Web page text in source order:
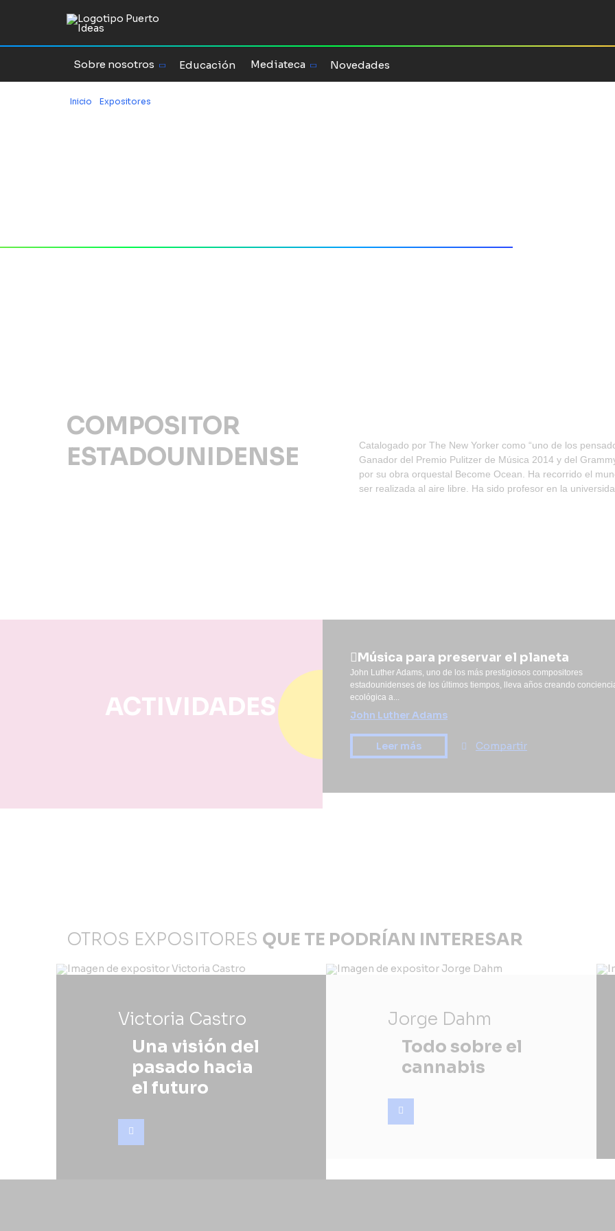
Sobre nosotros Educación Mediateca Novedades
Inicio Expositores
COMPOSITOR
ESTADOUNIDENSE
Catalogado por The New Yorker como “uno de los
Ganador del Premio Pulitzer de Música 2014 y del
por su obra orquestal Become Ocean. Ha recorrido el
ser realizada al aire libre. Ha sido profesor en la
ACTIVIDADES
Música para preservar el planeta
John Luther Adams, uno de los más prestigiosos compositores
estadounidenses de los últimos tiempos, lleva años creando
ecológica a...
John Luther Adams
Leer más Compartir
OTROS EXPOSITORES QUE TE PODRÍAN INTERESAR
Victoria Castro
Una visión del
pasado hacia
el futuro
Jorge Dahm
Todo sobre el
cannabis